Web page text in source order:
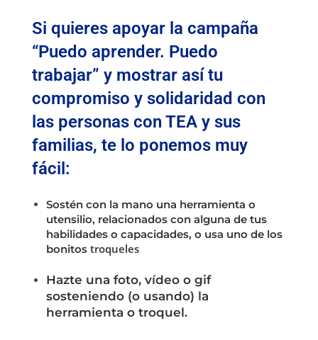
Si quieres apoyar la campaña
“Puedo aprender. Puedo
trabajar” y mostrar así tu
compromiso y solidaridad con
las personas con TEA y sus
familias, te lo ponemos muy
fácil:
Sostén con la mano una herramienta o
utensilio, relacionados con alguna de tus
habilidades o capacidades, o usa uno de los
bonitos troqueles
Hazte una foto, vídeo o gif
sosteniendo (o usando) la
herramienta o troquel.